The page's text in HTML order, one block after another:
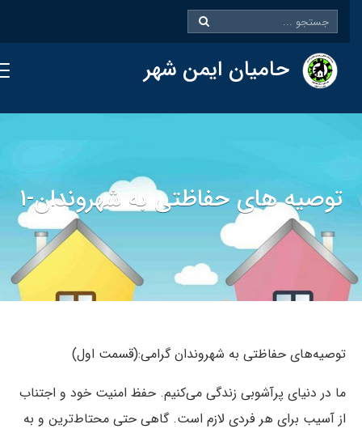
حامیان ایمن شهر
توصیه های حفاظتی به شهروندان-۱
توصیه‌های حفاظتی به شهروندان گرامی:(قسمت اول)
ما در دنیای پرآشوبی زندگی می‌کنیم. حفظ امنیت خود و اجتناب
از آسیب برای هر فردی لازم است. گاهی حتی محتاط‌ترین و به